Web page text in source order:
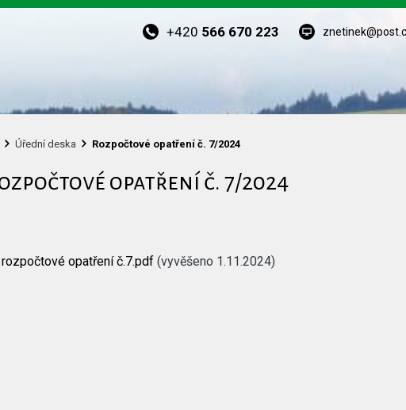
+420 566 670 223
Úřední deska Rozpočtové opatření č. 7/2024
opatření č. 7/2024
rozpočtové opatření č.7.pdf (vyvěšeno 1.11.2024)